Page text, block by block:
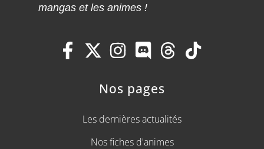
mangas et les animes !
Nos pages
Les dernières actualités
Nos fiches d'animes